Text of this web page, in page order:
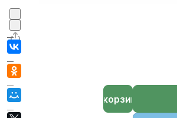
В корзине